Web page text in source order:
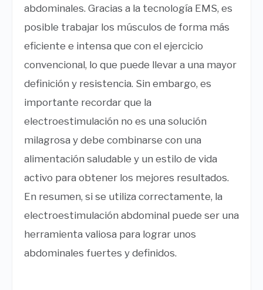
abdominales. Gracias a la tecnología EMS, es
posible trabajar los músculos de forma más
eficiente e intensa que con el ejercicio
convencional, lo que puede llevar a una mayor
definición y resistencia. Sin embargo, es
importante recordar que la
electroestimulación no es una solución
milagrosa y debe combinarse con una
alimentación saludable y un estilo de vida
activo para obtener los mejores resultados.
En resumen, si se utiliza correctamente, la
electroestimulación abdominal puede ser una
herramienta valiosa para lograr unos
abdominales fuertes y definidos.